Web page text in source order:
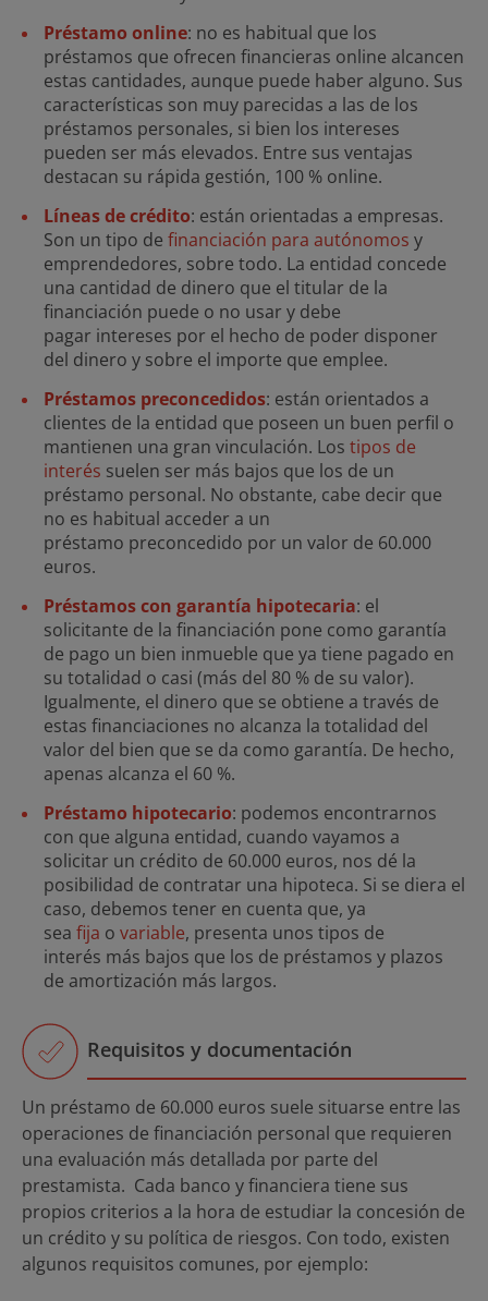
Préstamo online: no es habitual que los
préstamos que ofrecen financieras online alcancen
estas cantidades, aunque puede haber alguno. Sus
características son muy parecidas a las de los
préstamos personales, si bien los intereses
pueden ser más elevados. Entre sus ventajas
destacan su rápida gestión, 100 % online.
Líneas de crédito: están orientadas a empresas.
Son un tipo de financiación para autónomos y
emprendedores, sobre todo. La entidad concede
una cantidad de dinero que el titular de la
financiación puede o no usar y debe
pagar intereses por el hecho de poder disponer
del dinero y sobre el importe que emplee.
Préstamos preconcedidos: están orientados a
clientes de la entidad que poseen un buen perfil o
mantienen una gran vinculación. Los tipos de
interés suelen ser más bajos que los de un
préstamo personal. No obstante, cabe decir que
no es habitual acceder a un
préstamo preconcedido por un valor de 60.000
euros.
Préstamos con garantía hipotecaria: el
solicitante de la financiación pone como garantía
de pago un bien inmueble que ya tiene pagado en
su totalidad o casi (más del 80 % de su valor).
Igualmente, el dinero que se obtiene a través de
estas financiaciones no alcanza la totalidad del
valor del bien que se da como garantía. De hecho,
apenas alcanza el 60 %.
Préstamo hipotecario: podemos encontrarnos
con que alguna entidad, cuando vayamos a
solicitar un crédito de 60.000 euros, nos dé la
posibilidad de contratar una hipoteca. Si se diera el
caso, debemos tener en cuenta que, ya
sea fija o variable, presenta unos tipos de
interés más bajos que los de préstamos y plazos
de amortización más largos.
Requisitos y documentación
Un préstamo de 60.000 euros suele situarse entre las
operaciones de financiación personal que requieren
una evaluación más detallada por parte del
prestamista. Cada banco y financiera tiene sus
propios criterios a la hora de estudiar la concesión de
un crédito y su política de riesgos. Con todo, existen
algunos requisitos comunes, por ejemplo: